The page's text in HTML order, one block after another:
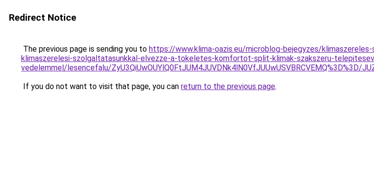
Redirect Notice
The previous page is sending you to https://www.klima-oazis.eu/microblog-bejegyzes/
klimaszerelesi-szolgaltatasunkkal-elvezze-a-tokeletes-komfortot-split-klimak-szakszeru-
vedelemmel/lesencefalu/ZyU3QiUwOUYlQ0FtJUM4JUVDNk4lN0VfJUUwUSVBRCVEMQ%3D%3D/
If you do not want to visit that page, you can return to the previous page.